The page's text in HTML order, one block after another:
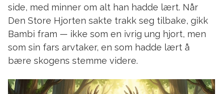
side, med minner om alt han hadde lært. Når
Den Store Hjorten sakte trakk seg tilbake, gikk
Bambi fram — ikke som en ivrig ung hjort, men
som sin fars arvtaker, en som hadde lært å
bære skogens stemme videre.